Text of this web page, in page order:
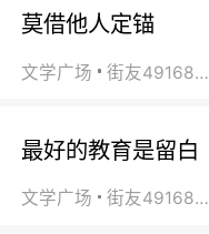
莫借他人定锚
文学广场 街友49168527
最好的教育是留白
文学广场 街友49168527